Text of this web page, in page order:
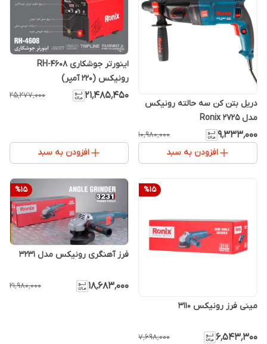
دریل بتن کن سه حالته رونیکس
مدل Ronix 2725
۹٬۳۳۳٬۰۰۰ ۱۰٬۹۸۰٬۰۰۰
افزودن به سبد
اینورتر جوشکاری RH-4608
رونیکس (220 آمپر)
۲۱٬۴۸۵٬۴۵۰ ۲۵٬۲۷۷٬۰۰۰
افزودن به سبد
%15
مینی فرز رونیکس 3110
۶٬۵۴۳٬۳۰۰ ۷٬۶۹۸٬۰۰۰
%15
فرز آهنگری رونیکس مدل 3231
۱۸٬۶۸۳٬۰۰۰ ۲۱٬۹۸۰٬۰۰۰